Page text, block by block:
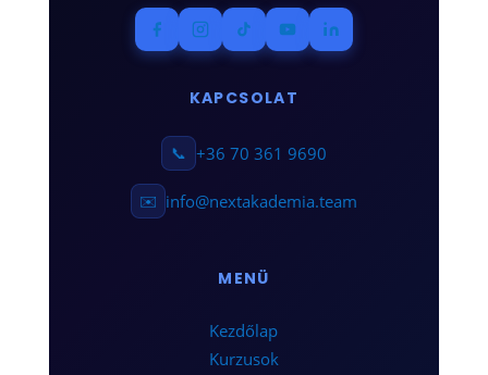
KAPCSOLAT
📞 +36 70 361 9690
✉️ info@nextakademia.team
MENÜ
Kezdőlap
Kurzusok